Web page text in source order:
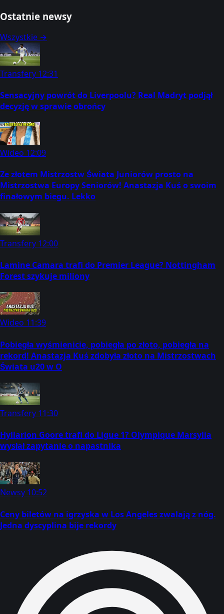
Ostatnie newsy
Wszystkie →
Transfery 12:31
Sensacyjny powrót do Liverpoolu? Real Madryt podjął
decyzję w sprawie obrońcy
Wideo 12:09
Ze złotem Mistrzostw Świata Juniorów prosto na
Mistrzostwa Europy Seniorów! Anastazja Kuś o swoim
finałowym biegu. Lekko
Transfery 12:00
Lamine Camara trafi do Premier League? Nottingham
Forest szykuje miliony
Wideo 11:39
Pobiegła wyśmienicie, pobiegła po złoto, pobiegła na
rekord! Anastazja Kuś zdobyła złoto na Mistrzostwach
Świata u20 w O
Transfery 11:30
Hyllarion Goore trafi do Ligue 1? Olympique Marsylia
wysłał zapytanie o napastnika
Newsy 10:52
Ceny biletów na igrzyska w Los Angeles zwalają z nóg.
Jedna dyscyplina bije rekordy